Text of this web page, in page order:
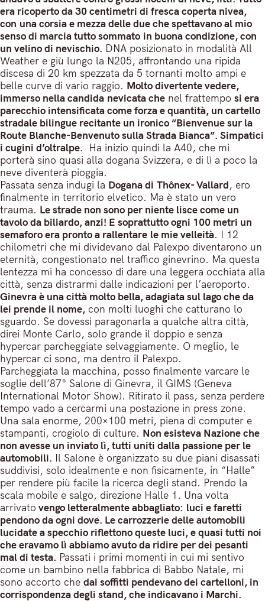
era ricoperto da 30 centimetri di fresca coperta nivea,
con una corsia e mezza delle due che spettavano al mio
senso di marcia tutto sommato in buona condizione, con
un velino di nevischio. DNA posizionato in modalità All
Weather e giù lungo la N205, affrontando una ripida
discesa di 20 km spezzata da 5 tornanti molto ampi e
belle curve di vario raggio. Molto divertente vedere,
immerso nella candida nevicata che nel frattempo si era
parecchio intensificata come forza e quantità, un cartello
stradale bilingue recitante un ironico “Bienvenue sur la
Route Blanche-Benvenuto sulla Strada Bianca”. Simpatici
i cugini d’oltralpe. Ha inizio quindi la A40, che mi
porterà sino quasi alla dogana Svizzera, e di lì a poco la
neve diventerà pioggia.
Passata senza indugi la Dogana di Thônex- Vallard, ero
finalmente in territorio elvetico. Ma è stato un vero
trauma. Le strade non sono per niente lisce come un
tavolo da biliardo, anzi! E soprattutto ogni 100 metri un
semaforo era pronto a rallentare le mie velleità. I 12
chilometri che mi dividevano dal Palexpo diventarono un
eternità, congestionato nel traffico ginevrino. Ma questa
lentezza mi ha concesso di dare una leggera occhiata alla
città, senza distrarmi dalle indicazioni per l’aeroporto.
Ginevra è una città molto bella, adagiata sul lago che da
lei prende il nome, con molti luoghi che catturano lo
sguardo. Se dovessi paragonarla a qualche altra città,
direi Monte Carlo, solo grande il doppio e senza
hypercar parcheggiate selvaggiamente. O meglio, le
hypercar ci sono, ma dentro il Palexpo.
Parcheggiata la macchina, posso finalmente varcare le
soglie dell’87° Salone di Ginevra, il GIMS (Geneva
International Motor Show). Ritirato il pass, senza perdere
tempo vado a cercarmi una postazione in press zone.
Una sala enorme, 200×100 metri, piena di computer e
stampanti, crogiolo di culture. Non esisteva Nazione che
non avesse un inviato lì, tutti uniti dalla passione per le
automobili. Il Salone è organizzato su due piani disassati
suddivisi, solo idealmente e non fisicamente, in “Halle”
per rendere più facile la ricerca degli stand. Prendo la
scala mobile e salgo, direzione Halle 1. Una volta
arrivato vengo letteralmente abbagliato: luci e faretti
pendono da ogni dove. Le carrozzerie delle automobili
lucidate a specchio riflettono queste luci, e quasi tutti noi
che eravamo lì abbiamo avuto da ridire per dei pesanti
mal di testa. Passati i primi momenti in cui mi sentivo
come un bambino nella fabbrica di Babbo Natale, mi
sono accorto che dai soffitti pendevano dei cartelloni, in
corrispondenza degli stand, che indicavano i Marchi.